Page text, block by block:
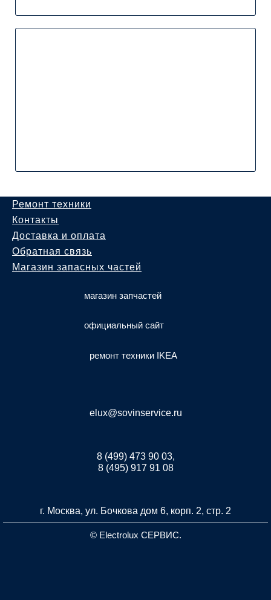
Ремонт техники
Контакты
Доставка и оплата
Обратная связь
Магазин запасных частей
магазин запчастей
официальный сайт
ремонт техники IKEA
elux@sovinservice.ru
8 (499) 473 90 03,
8 (495) 917 91 08
г. Москва, ул. Бочкова дом 6, корп. 2, стр. 2
© Electrolux СЕРВИС.